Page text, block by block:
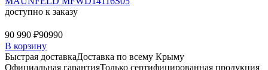
доступно к заказу
90 990 ₽90990
В корзину
Быстрая доставкаДоставка по всему Крыму
Официальная гарантияТолько сертифицированная продукция